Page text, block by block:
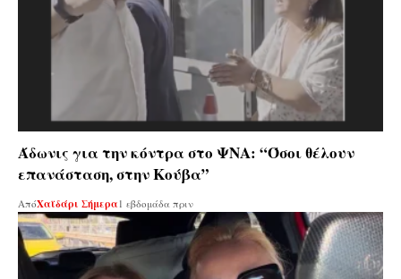
Άδωνις για την κόντρα στο ΨΝΑ: “Όσοι θέλουν
επανάσταση, στην Κούβα”
ΑπόΧαϊδάρι Σήμερα 1 εβδομάδα πριν